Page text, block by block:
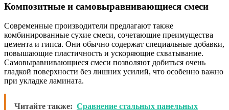
Композитные и самовыравнивающиеся смеси
Современные производители предлагают также
комбинированные сухие смеси, сочетающие преимущества
цемента и гипса. Они обычно содержат специальные добавки,
повышающие пластичность и ускоряющие схватывание.
Самовыравнивающиеся смеси позволяют добиться очень
гладкой поверхности без лишних усилий, что особенно важно
при укладке ламината.
Читайте также: Сравнение стальных панельных